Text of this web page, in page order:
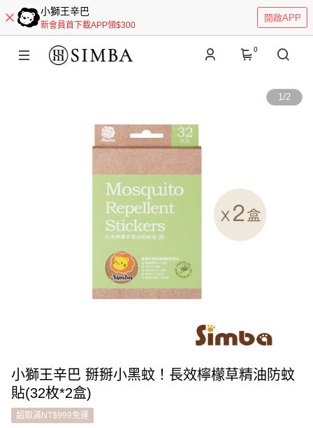
小獅王辛巴
新會員首下載APP領$300
開啟APP
0
1/2
小獅王辛巴 掰掰小黑蚊！長效檸檬草精油防蚊
貼(32枚*2盒)
超取滿NT$999免運